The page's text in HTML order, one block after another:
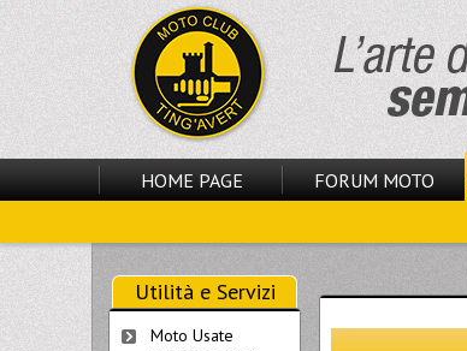
HOME PAGE FORUM MOTO
Utilità e Servizi
Moto Usate